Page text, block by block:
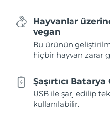
Hayvanlar
vegan
Bu ürünün
hiçbir hayvan zarar
Şaşırtıcı
USB ile şarj edilip
kullanılabilir.